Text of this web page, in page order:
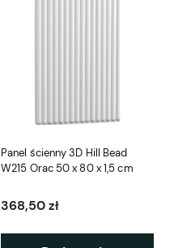
Panel ścienny 3D Hill Bead
W215 Orac 50 x 80 x 1,5 cm
368,50 zł